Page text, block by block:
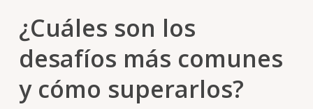
¿Cuáles son los
desafíos más comunes
y cómo superarlos?